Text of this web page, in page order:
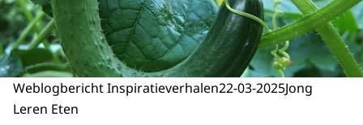
Weblogbericht Inspiratieverhalen22-03-2025Jong
Leren Eten